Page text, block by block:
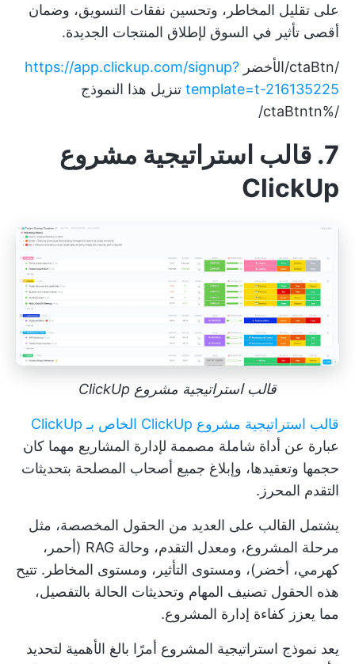
على تقليل المخاطر، وتحسين نفقات التسويق، وضمان
أقصى تأثير في السوق لإطلاق المنتجات الجديدة.
/ctaBtn/الأخضر
https://app.clickup.com/signup?
template=t-216135225 تنزيل هذا النموذج
/%ctaBtntn/
7. قالب استراتيجية مشروع
ClickUp
قالب استراتيجية مشروع ClickUp
قالب استراتيجية مشروع ClickUp الخاص بـ ClickUp
عبارة عن أداة شاملة مصممة لإدارة المشاريع مهما كان
حجمها وتعقيدها، وإبلاغ جميع أصحاب المصلحة بتحديثات
التقدم المحرز.
يشتمل القالب على العديد من الحقول المخصصة، مثل
مرحلة المشروع، ومعدل التقدم، وحالة RAG (أحمر،
كهرمي، أخضر)، ومستوى التأثير، ومستوى المخاطر. تتيح
هذه الحقول تصنيف المهام وتحديثات الحالة بالتفصيل،
مما يعزز كفاءة إدارة المشروع.
يعد نموذج استراتيجية المشروع أمرًا بالغ الأهمية لتحديد